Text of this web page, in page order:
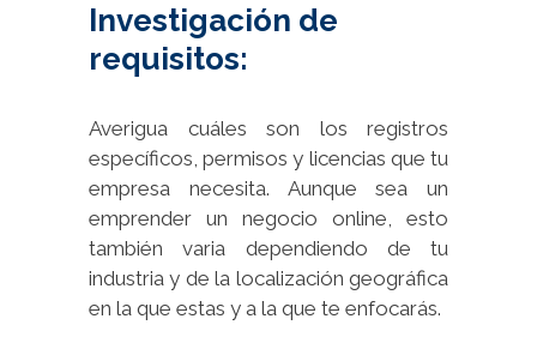
Investigación de
requisitos:
Averigua cuáles son los registros
específicos, permisos y licencias que tu
empresa necesita. Aunque sea un
emprender un negocio online, esto
también varia dependiendo de tu
industria y de la localización geográfica
en la que estas y a la que te enfocarás.